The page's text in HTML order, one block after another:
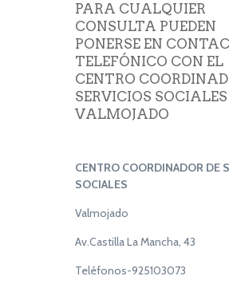
PARA CUALQUIER
CONSULTA PUEDEN
PONERSE EN
TELEFÓNICO CON EL
CENTRO
SERVICIOS SOCIALES
VALMOJADO
CENTRO COORDINADOR DE
SOCIALES
Valmojado
Av.Castilla La Mancha, 43
Teléfonos-925103073